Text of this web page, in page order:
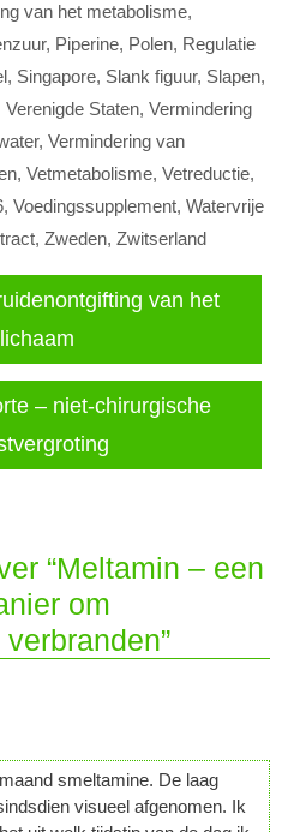
van het metabolisme,
, Piperine, Polen, Regulatie
, Singapore, Slank figuur, Slapen,
Verenigde Staten, Vermindering
, Vermindering van
, Vetmetabolisme, Vetreductie,
, Voedingssupplement, Watervrije
, Zweden, Zwitserland
van het
lichaam
– niet-chirurgische
“Meltamin – een
om
smeltamine. De laag
visueel afgenomen. Ik